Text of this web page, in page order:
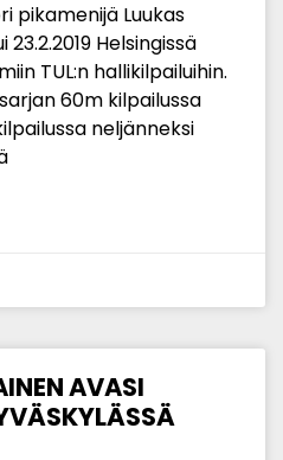
pikamenijä Luukas
Helsingissä
TUL:n hallikilpailuihin.
60m kilpailussa
neljänneksi
AVASI